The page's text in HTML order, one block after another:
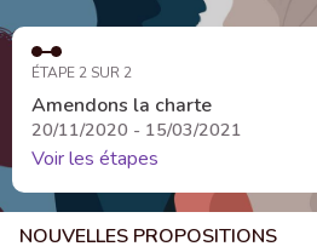
ÉTAPE 2 SUR 2
Amendons la charte
20/11/2020 - 15/03/2021
Voir les étapes
NOUVELLES PROPOSITIONS